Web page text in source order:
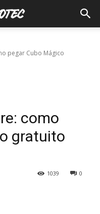
pegar Cubo Mágico
como
gratuito
0
1039